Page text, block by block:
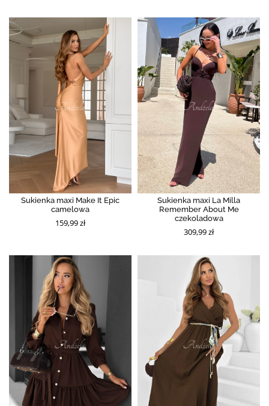
Sukienka maxi Make It Epic
camelowa
159,99 zł
Sukienka maxi La Milla
Remember About Me
czekoladowa
309,99 zł